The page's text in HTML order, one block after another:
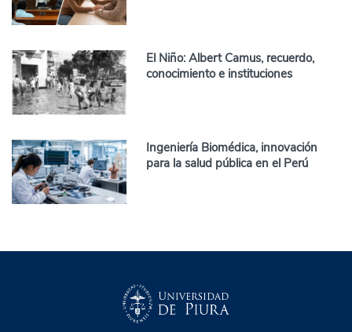
El Niño: Albert Camus, recuerdo,
conocimiento e instituciones
Ingeniería Biomédica, innovación
para la salud pública en el Perú